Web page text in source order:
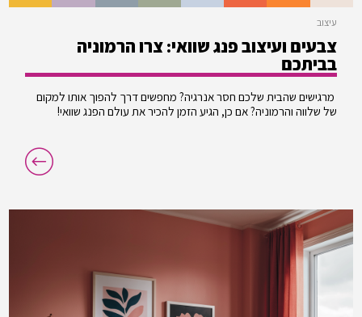
עיצוב
צבעים ועיצוב פנג שוואי: צרו הרמוניה
בביתכם
מרגישים שהבית שלכם חסר אנרגיה? מחפשים דרך להפוך אותו למקום
של שלווה והרמוניה? אם כן, הגיע הזמן להכיר את עולם הפנג שוואי!